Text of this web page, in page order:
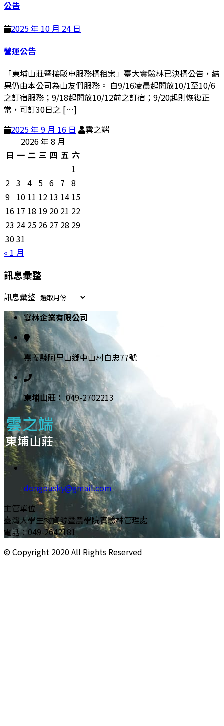
公告
2025 年 10 月 24 日
營運公告
「東埔山莊暨接駁車服務標租案」臺大實驗林已決標公告，結
果仍由本公司為山友們服務。 自9/16凌晨起開放10/1至10/6
之訂宿服務；9/18起開放10/12前之訂宿；9/20起則恢復正
常，可訂30日之 […]
2025 年 9 月 16 日
雲之端
2026 年 8 月
日 一 二 三 四 五 六
1
2 3 4 5 6 7 8
9 10 11 12 13 14 15
16 17 18 19 20 21 22
23 24 25 26 27 28 29
3031
« 1 月
訊息彙整
訊息彙整
宴林企業有限公司
嘉義縣阿里山鄉中山村自忠77號
東埔⼭莊：049-2702213
dongpusky@gmail.com
主管單位
臺灣大學生物資源暨農學院實驗林管理處
電話：049-2642181
© Copyright 2020All Rights Reserved